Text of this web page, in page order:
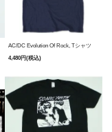
AC/DC Evolution Of Rock, Tシャツ
4,480円(税込)